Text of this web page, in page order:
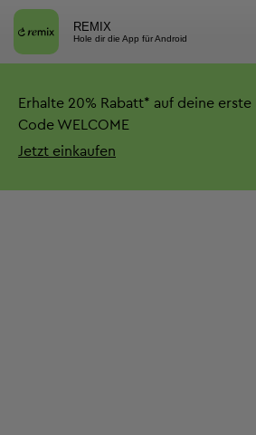
REMIX
Hole dir die App für Android
Erhalte 20% Rabatt* auf deine
Code WELCOME
Jetzt einkaufen